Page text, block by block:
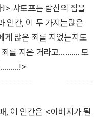
샤토프는 람신의 집을
인간, 이 두 가지는많은
게 많은 죄를 지었는지도
를 지은 거라고………. 모
...……!>
, 이 인간은 <아버지가 될